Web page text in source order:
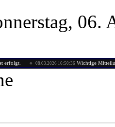
06.
08.03.2026 16:50:36Wichtige Mitteilung: